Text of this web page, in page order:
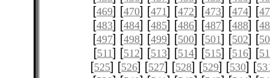
[469] [470] [471] [472] [473] [474] [
[483] [484] [485] [486] [487] [488] [
[497] [498] [499] [500] [501] [502] [
[511] [512] [513] [514] [515] [516] [
[525] [526] [527] [528] [529] [530] [